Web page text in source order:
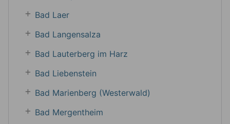
Bad Laer
Bad Langensalza
Bad Lauterberg im Harz
Bad Liebenstein
Bad Marienberg (Westerwald)
Bad Mergentheim